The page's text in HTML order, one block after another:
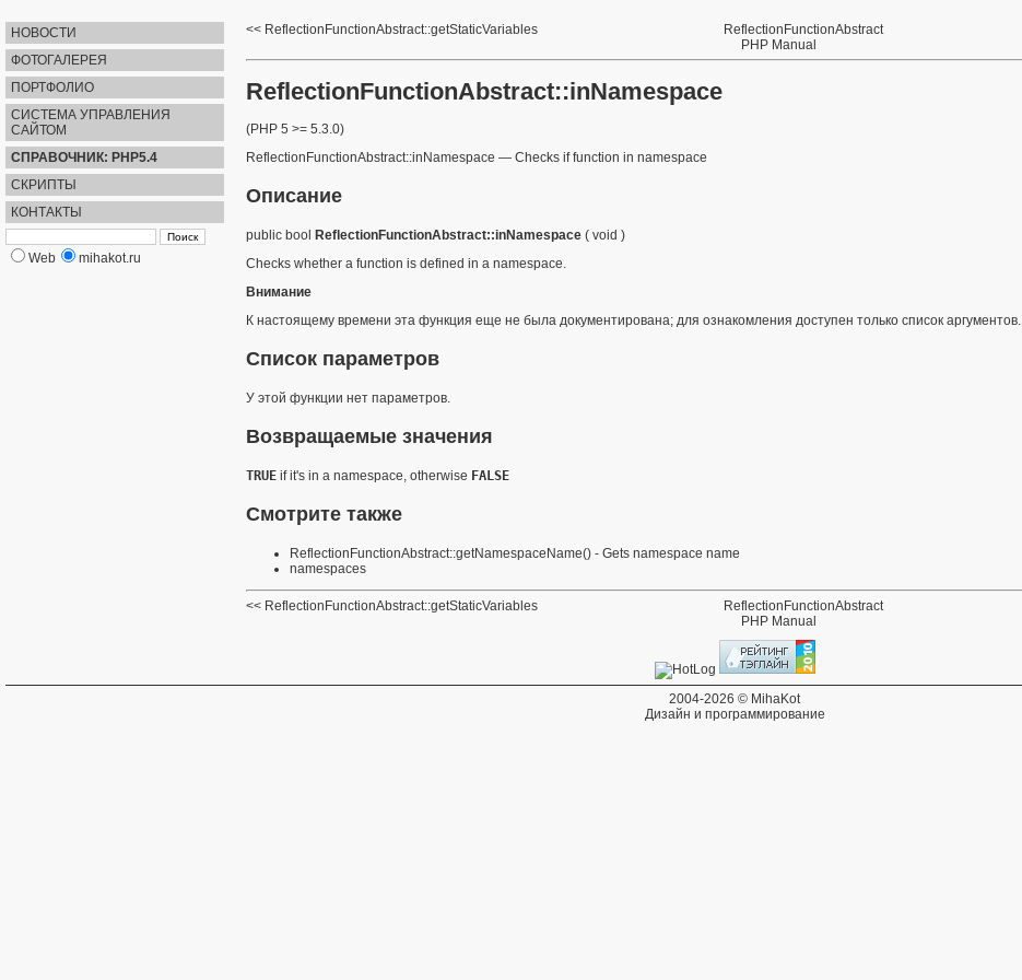
НОВОСТИ
ФОТОГАЛЕРЕЯ
ПОРТФОЛИО
СИСТЕМА УПРАВЛЕНИЯ
САЙТОМ
СПРАВОЧНИК: PHP5.4
СКРИПТЫ
КОНТАКТЫ
Web mihakot.ru
ReflectionFunctionAbstract::getStaticVariables
ReflectionFunctionAbstract
PHP Manual
ReflectionFunctionAbstract::inNamespace
(PHP 5 >= 5.3.0)
ReflectionFunctionAbstract::inNamespace — Checks if function in namespace
Описание
public bool ReflectionFunctionAbstract::inNamespace ( void )
Checks whether a function is defined in a namespace.
Внимание
К настоящему времени эта функция еще не была документирована; для ознакомления доступен только список аргументов.
Список параметров
У этой функции нет параметров.
Возвращаемые значения
TRUE if it's in a namespace, otherwise FALSE
Смотрите также
ReflectionFunctionAbstract::getNamespaceName() - Gets namespace name
namespaces
ReflectionFunctionAbstract::getStaticVariables
ReflectionFunctionAbstract
PHP Manual
2004-2026 © MihaKot
Дизайн и программирование